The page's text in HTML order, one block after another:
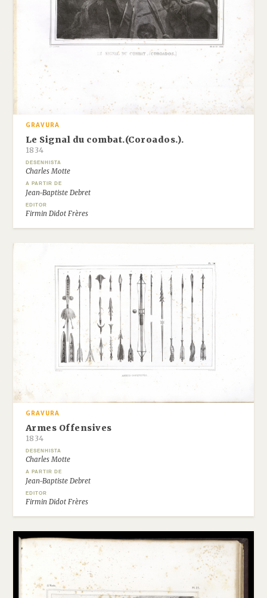
GRAVURA
Le Signal du combat.(Coroados.).
1834
DESENHISTA
Charles Motte
A PARTIR DE
Jean-Baptiste Debret
EDITOR
Firmin Didot Frères
GRAVURA
Armes Offensives
1834
DESENHISTA
Charles Motte
A PARTIR DE
Jean-Baptiste Debret
EDITOR
Firmin Didot Frères